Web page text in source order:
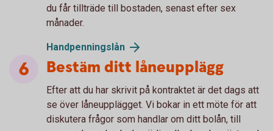
du får tillträde till bostaden, senast efter sex
månader.
Handpenningslån
Bestäm ditt låneupplägg
Efter att du har skrivit på kontraktet är det dags att
se över låneupplägget. Vi bokar in ett möte för att
diskutera frågor som handlar om ditt bolån, till